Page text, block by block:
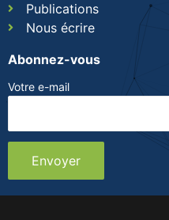
Publications
Nous écrire
Abonnez-vous
Votre e-mail